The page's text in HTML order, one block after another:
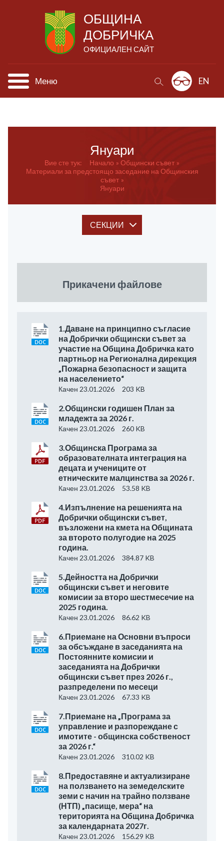
ОБЩИНА
ДОБРИЧКА
ОФИЦИАЛЕН САЙТ
Меню EN
Януари
Вие сте тук: Начало Общински съвет
Материали за предстоящо заседание на Общинския
съвет
Януари
СЕКЦИИ
Прикачени файлове
1.Даване на принципно съгласие
на Добрички общински съвет за
участие на Община Добричка като
партньор на Регионална дирекция
„Пожарна безопасност и защита
на населението“
Качен 23.01.2026 203 KB
2.Общински годишен План за
младежта за 2026 г.
Качен 23.01.2026 260 KB
3.Общинска Програма за
образователната интеграция на
децата и учениците от
етническите малцинства за 2026 г.
Качен 23.01.2026 53.58 KB
4.Изпълнение на решенията на
Добрички общински съвет,
възложени на кмета на Общината
за второто полугодие на 2025
година.
Качен 23.01.2026 384.87 KB
5.Дейността на Добрички
общински съвет и неговите
комисии за второ шестмесечие на
2025 година.
Качен 23.01.2026 86.62 KB
6.Приемане на Основни въпроси
за обсъждане в заседанията на
Постоянните комисии и
заседанията на Добрички
общински съвет през 2026 г.,
разпределени по месеци
Качен 23.01.2026 67.33 KB
7.Приемане на „Програма за
управление и разпореждане с
имотите - общинска собственост
за 2026 г.“
Качен 23.01.2026 310.02 KB
8.Предоставяне и актуализиране
на ползването на земеделските
земи с начин на трайно ползване
(НТП) „пасище, мера“ на
територията на Община Добричка
за календарната 2027г.
Качен 23.01.2026 156.29 KB